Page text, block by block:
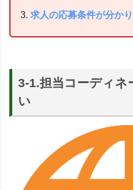
求人の応募条件が分か
3-1.担当コーディネ
い